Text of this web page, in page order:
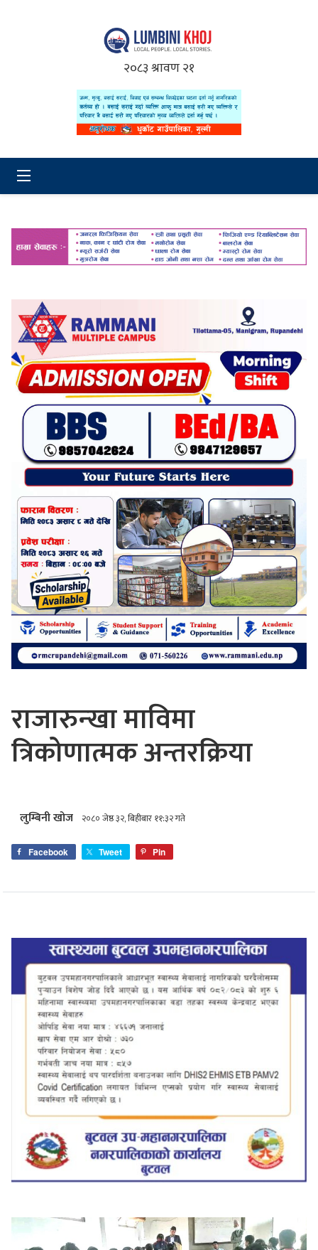
२०८३ श्रावण २१
राजारुन्खा माविमा
त्रिकोणात्मक अन्तरक्रिया
लुम्बिनी खोज २०८० जेष्ठ ३२, बिहीबार ११:३२ गते
Facebook Tweet Pin